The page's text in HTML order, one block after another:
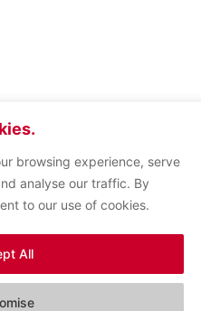
browsing experience, serve
analyse our traffic. By
to our use of cookies.
All